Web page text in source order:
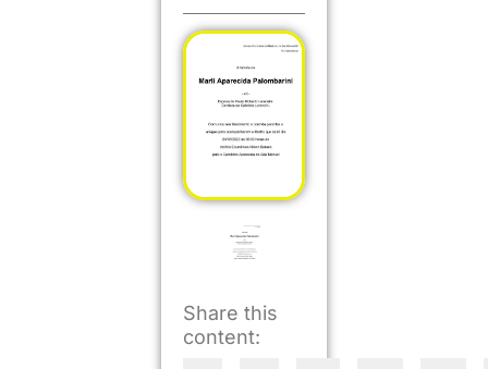
Share this
content: